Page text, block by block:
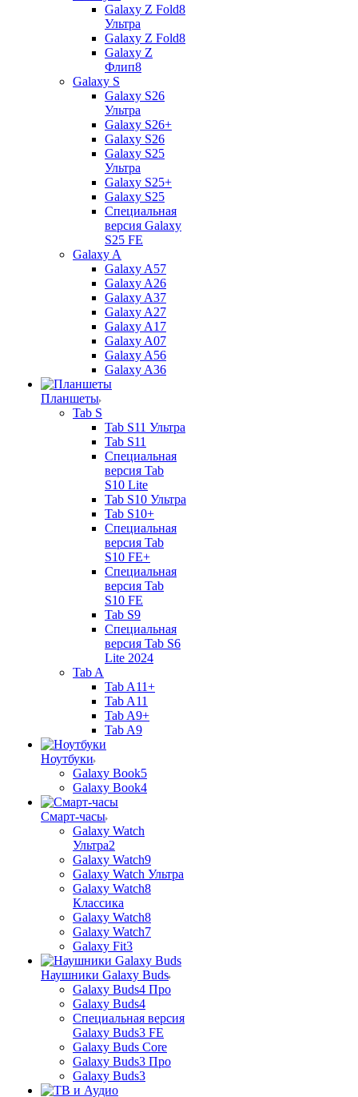
Galaxy Z Fold8
Ультра
Galaxy Z Fold8
Galaxy Z
Флип8
Galaxy S
Galaxy S26
Ультра
Galaxy S26+
Galaxy S26
Galaxy S25
Ультра
Galaxy S25+
Galaxy S25
Специальная
версия Galaxy
S25 FE
Galaxy A
Galaxy A57
Galaxy A26
Galaxy A37
Galaxy A27
Galaxy A17
Galaxy A07
Galaxy A56
Galaxy A36
Планшеты
Tab S
Tab S11 Ультра
Tab S11
Специальная
версия Tab
S10 Lite
Tab S10 Ультра
Tab S10+
Специальная
версия Tab
S10 FE+
Специальная
версия Tab
S10 FE
Tab S9
Специальная
версия Tab S6
Lite 2024
Tab A
Tab A11+
Tab A11
Tab A9+
Tab A9
Ноутбуки
Galaxy Book5
Galaxy Book4
Смарт-часы
Galaxy Watch
Ультра2
Galaxy Watch9
Galaxy Watch Ультра
Galaxy Watch8
Классика
Galaxy Watch8
Galaxy Watch7
Galaxy Fit3
Наушники Galaxy Buds
Galaxy Buds4 Про
Galaxy Buds4
Специальная версия
Galaxy Buds3 FE
Galaxy Buds Core
Galaxy Buds3 Про
Galaxy Buds3